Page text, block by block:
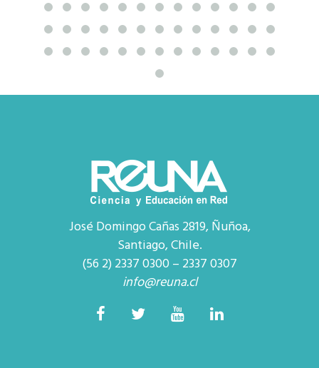
José Domingo Cañas 2819, Ñuñoa,
Santiago, Chile.
(56 2) 2337 0300 – 2337 0307
info@reuna.cl